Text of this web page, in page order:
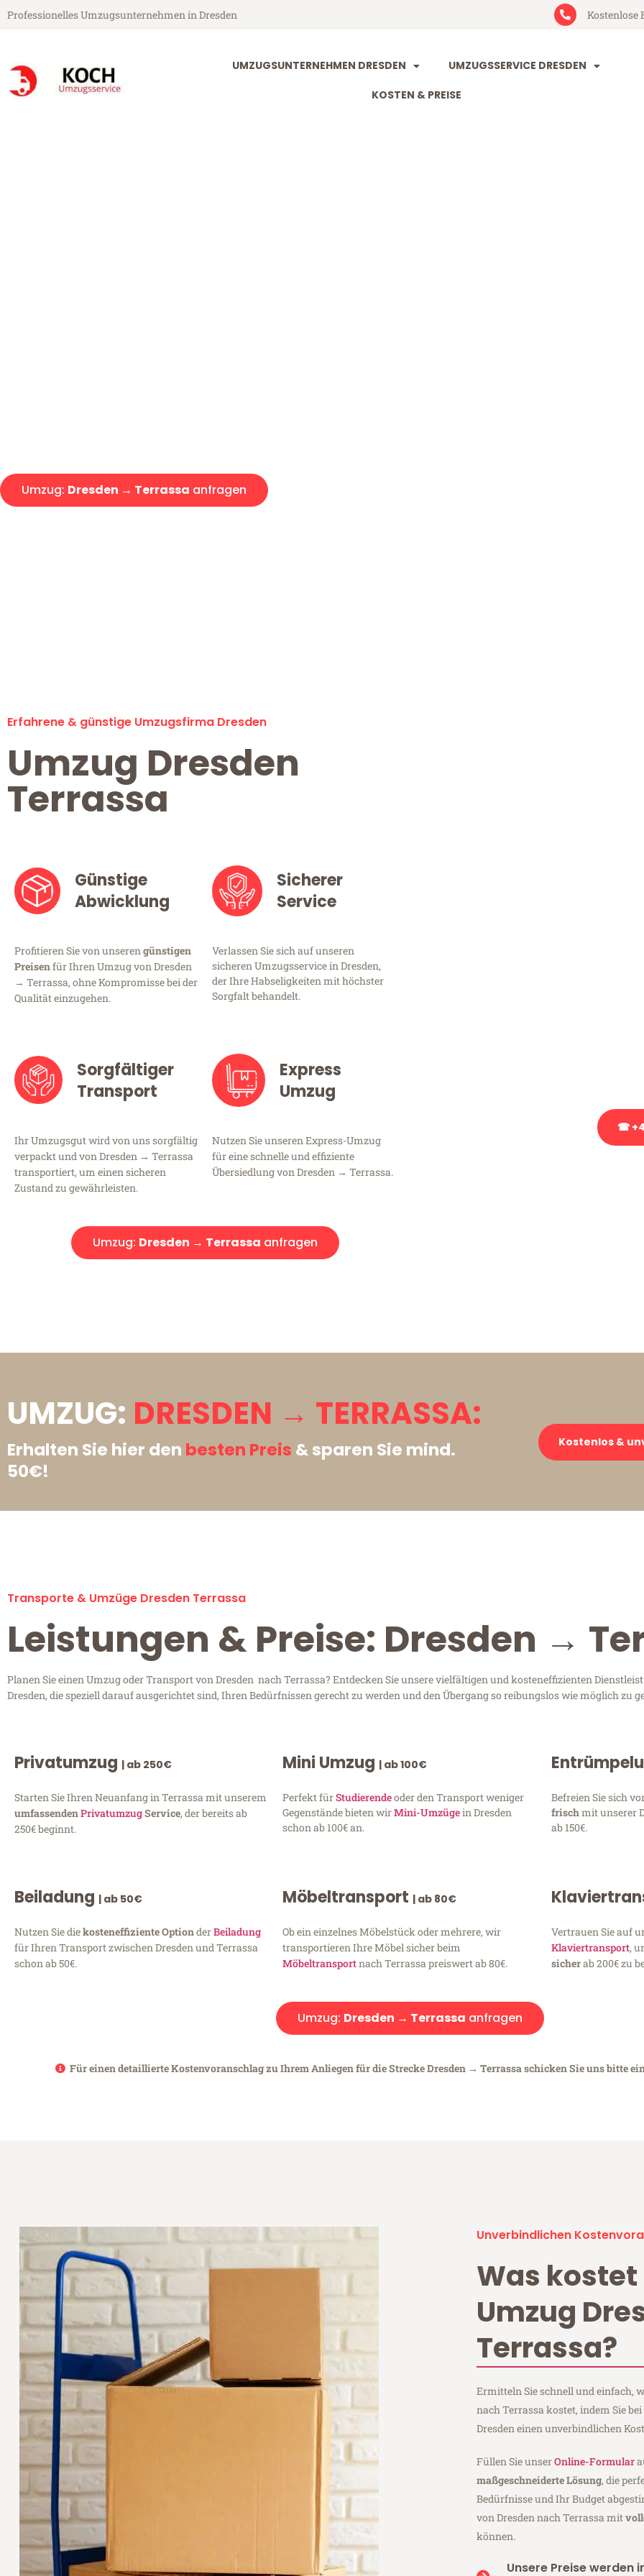
Professionelles Umzugsunternehmen in Dresden Kostenlose
UMZUGSUNTERNEHMEN DRESDEN UMZUGSSERVICE DRESDEN
KOSTEN & PREISE
Umzug: Dresden → Terrassa anfragen
Erfahrene & günstige Umzugsfirma Dresden
Umzug Dresden
Terrassa
Günstige
Abwicklung
Profitieren Sie von unserengünstigen
Preisenfür Ihren Umzug von Dresden
→ Terrassa, ohne Kompromisse bei der
Qualität einzugehen.
Sicherer
Service
Verlassen Sie sich auf unseren
sicheren Umzugsservice in Dresden,
der Ihre Habseligkeiten mit höchster
Sorgfalt behandelt.
Sorgfältiger
Transport
Ihr Umzugsgut wird von uns sorgfältig
verpackt und von Dresden → Terrassa
transportiert, um einen sicheren
Zustand zu gewährleisten.
Express
Umzug
Nutzen Sie unseren Express-Umzug
für eine schnelle und effiziente
Übersiedlung von Dresden → Terrassa.
Umzug: Dresden → Terrassa anfragen
☎
UMZUG: DRESDEN → TERRASSA:
Erhalten Sie hier den besten Preis & sparen Sie mind.
50€!
Kostenlos &
Transporte & Umzüge Dresden Terrassa
Leistungen & Preise: Dresden →
Planen Sie einen Umzug oder Transport von Dresden nach Terrassa? Entdecken Sie unsere vielfältigen und kosteneffizienten
Dresden, die speziell darauf ausgerichtet sind, Ihren Bedürfnissen gerecht zu werden und den Übergang so reibungslos wie möglich zu
Privatumzug | ab 250€
Starten Sie Ihren Neuanfang in Terrassa mit unserem
umfassendenPrivatumzugService, der bereits ab
250€ beginnt.
Mini Umzug | ab 100€
Perfekt fürStudierendeoder den Transport weniger
Gegenstände bieten wirMini-Umzügein Dresden
schon ab 100€ an.
Befreien Sie sich
frischmit unserer
ab 150€.
Beiladung | ab 50€
Nutzen Sie diekosteneffiziente OptionderBeiladung
für Ihren Transport zwischen Dresden und Terrassa
schon ab 50€.
Möbeltransport | ab 80€
Ob ein einzelnes Möbelstück oder mehrere, wir
transportieren Ihre Möbel sicher beim
Möbeltransportnach Terrassa preiswert ab 80€.
Vertrauen Sie auf
Klaviertransport,
sicherab 200€ zu
Umzug: Dresden → Terrassa anfragen
Für einen detaillierte Kostenvoranschlag zu Ihrem Anliegen für die Strecke Dresden → Terrassa schicken Sie uns bitte
Unverbindlichen
Was kostet
Umzug
Terrassa?
Ermitteln Sie schnell und einfach,
nach Terrassa kostet, indem Sie
Dresden einen unverbindlichen
Füllen Sie unserOnline-Formular
maßgeschneiderte Lösung, die
Bedürfnisse und Ihr Budget
von Dresden nach Terrassa mit
können.
Unsere Preise werden